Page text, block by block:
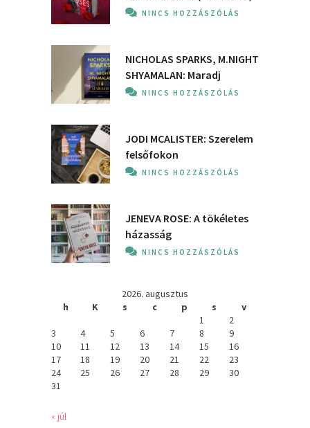
NINCS HOZZÁSZÓLÁS
NICHOLAS SPARKS, M.NIGHT
SHYAMALAN: Maradj
NINCS HOZZÁSZÓLÁS
JODI MCALISTER: Szerelem
felsőfokon
NINCS HOZZÁSZÓLÁS
JENEVA ROSE: A ​tökéletes
házasság
NINCS HOZZÁSZÓLÁS
2026. augusztus
h
K s c p s
v
1
2
3
4 5 6 7 8
9
10
11 12 13 14 15
16
17
18 19 20 21 22
23
24
25 26 27 28 29
30
31
« júl